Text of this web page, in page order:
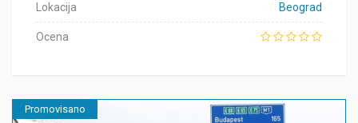
Lokacija Beograd
Ocena
Promovisano